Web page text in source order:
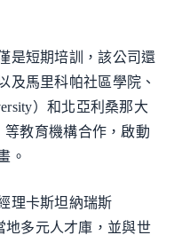
是短期培訓，該公司還
及馬里科帕社區學院、
）和北亞利桑那大
等教育機構合作，啟動
。
理卡斯坦納瑞斯
地多元人才庫，並與世